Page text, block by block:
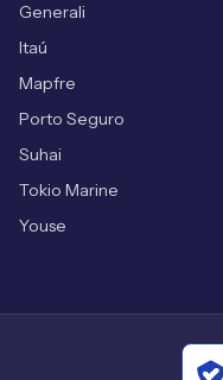
Generali
Itaú
Mapfre
Porto Seguro
Suhai
Tokio Marine
Youse